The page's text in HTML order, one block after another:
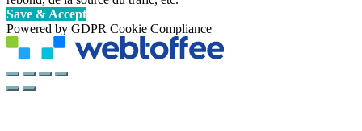
Save & Accept
Powered by GDPR Cookie Compliance